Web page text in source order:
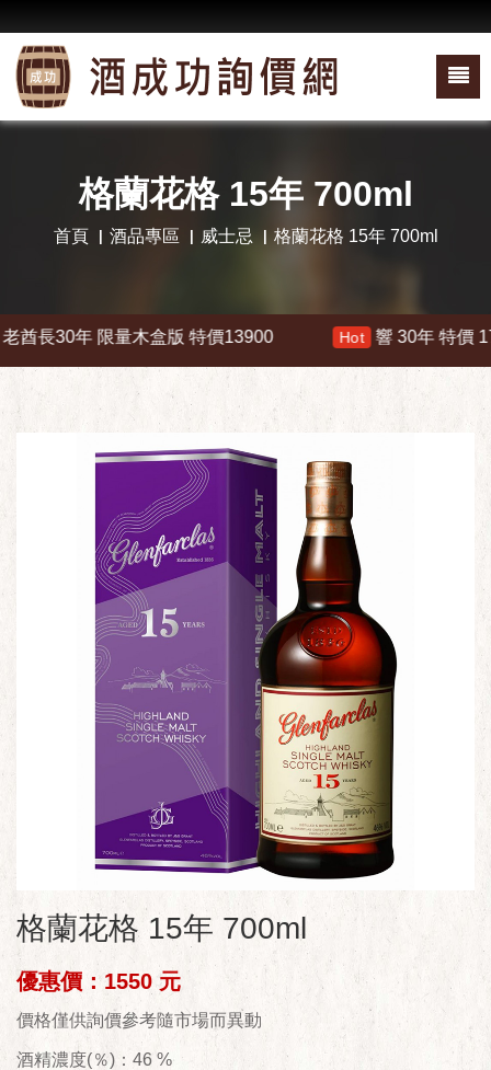
格蘭花格 15年 700ml
首頁 酒品專區 威士忌 格蘭花格 15年 700ml
30年 限量木盒版 特價13900 響 30年 特價
格蘭花格 15年 700ml
優惠價：1550 元
價格僅供詢價參考隨市場而異動
酒精濃度(％)：46 %